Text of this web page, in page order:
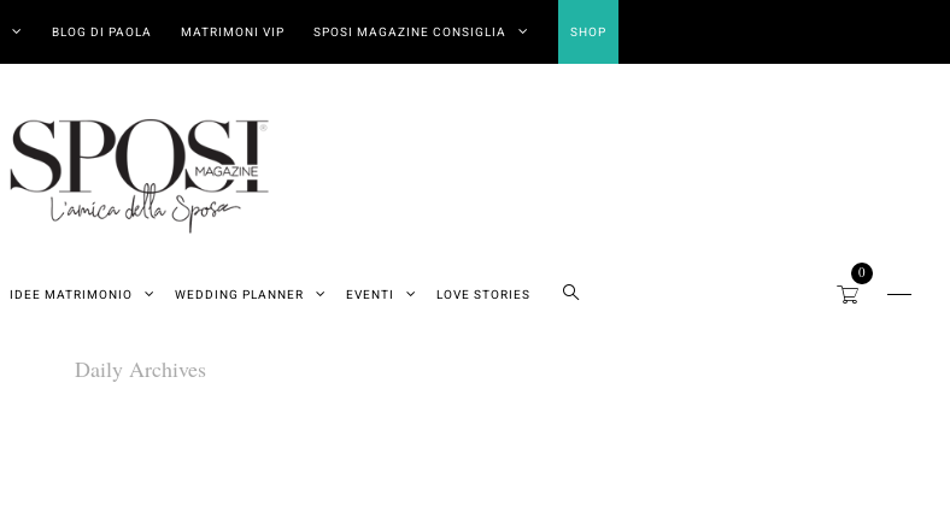
BLOG DI PAOLA MATRIMONI VIP SPOSI MAGAZINE CONSIGLIA SHOP
IDEE MATRIMONIO WEDDING PLANNER EVENTI LOVE STORIES
0
Daily Archives